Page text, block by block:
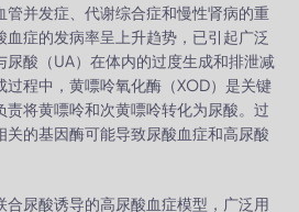
管并发症、代谢综合症和慢性肾病的重
症的发病率呈上升趋势，已引起广泛
尿酸（UA）在体内的过度生成和排泄减
过程中，黄嘌呤氧化酶（XOD）是关键
将黄嘌呤和次黄嘌呤转化为尿酸。过
关的基因酶可能导致尿酸血症和高尿酸
尿酸诱导的高尿酸血症模型，广泛用